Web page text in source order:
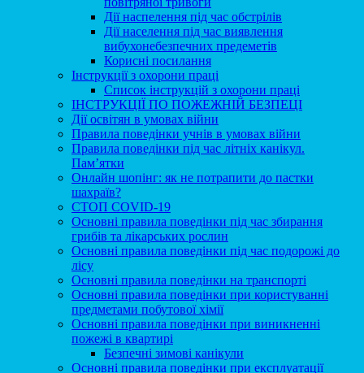
Дії наспелення під час обстрілів
Дії населення під час виявлення
вибухонебезпечних предеметів
Корисні посилання
Інструкції з охорони праці
Список інструкцій з охорони праці
ІНСТРУКЦІЇ ПО ПОЖЕЖНІЙ БЕЗПЕЦІ
Дії освітян в умовах війни
Правила поведінки учнів в умовах війни
Правила поведінки під час літніх канікул.
Пам’ятки
Онлайн шопінг: як не потрапити до пастки
шахраїв?
СТОП COVID-19
Основні правила поведінки під час збирання
грибів та лікарських рослин
Основні правила поведінки під час подорожі до
лісу
Основні правила поведінки на транспорті
Основні правила поведінки при користуванні
предметами побутової хімії
Основні правила поведінки при виникненні
пожежі в квартирі
Безпечні зимові канікули
Основні правила поведінки при експлуатації